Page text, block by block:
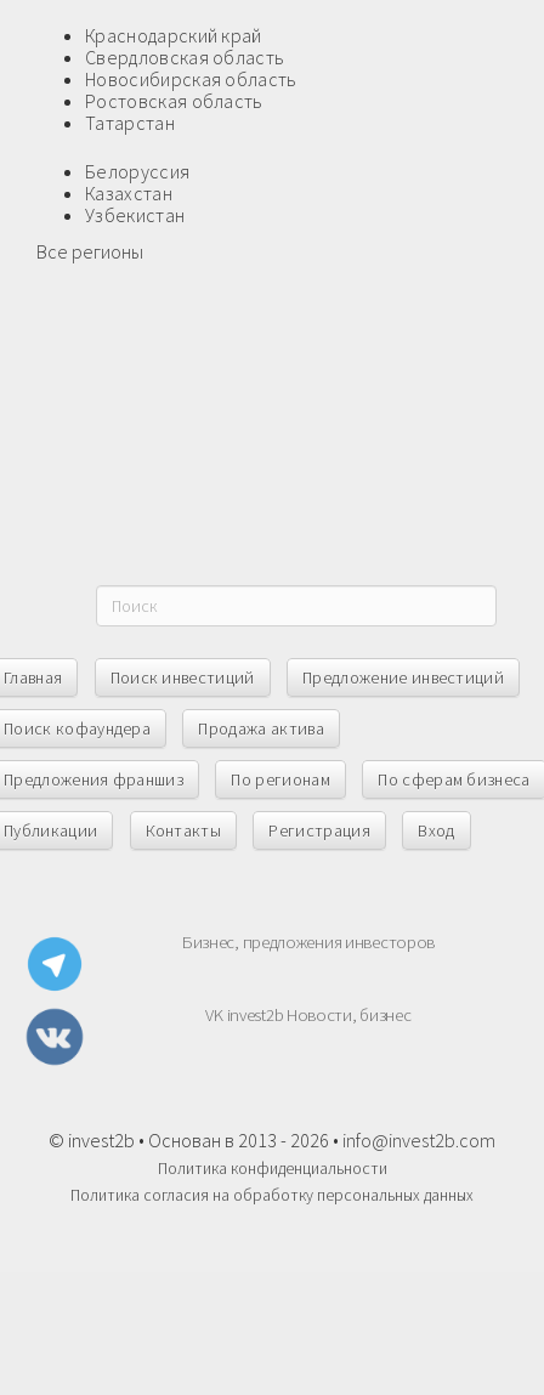
Краснодарский край
Свердловская область
Новосибирская область
Ростовская область
Татарстан
Белоруссия
Казахстан
Узбекистан
Все регионы
Главная Поиск инвестиций Предложение инвестиций
Поиск кофаундера Продажа актива
Предложения франшиз По регионам По сферам бизнеса
Публикации Контакты Регистрация Вход
Бизнес, предложения инвесторов
VK invest2b Новости, бизнес
© invest2b • Основан в 2013 - 2026 • info@invest2b.com
Политика конфиденциальности
Политика согласия на обработку персональных данных